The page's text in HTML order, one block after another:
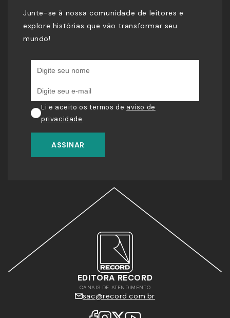
Junte-se à nossa comunidade de leitores e
explore histórias que vão transformar seu
mundo!
Li e aceito os termos de aviso de
privacidade.
ASSINAR
EDITORA RECORD
CANAIS DE ATENDIMENTO
sac@record.com.br